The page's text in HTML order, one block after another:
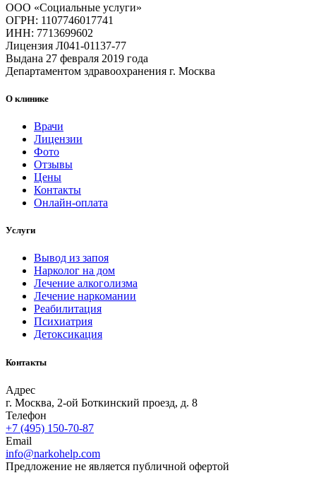
ООО «Социальные услуги»
ОГРН: 1107746017741
ИНН: 7713699602
Лицензия Л041-01137-77
Выдана 27 февраля 2019 года
Департаментом здравоохранения г. Москва
О клинике
Врачи
Лицензии
Фото
Отзывы
Цены
Контакты
Онлайн-оплата
Услуги
Вывод из запоя
Нарколог на дом
Лечение алкоголизма
Лечение наркомании
Реабилитация
Психиатрия
Детоксикация
Контакты
Адрес
г. Москва, 2-ой Боткинский проезд, д. 8
Телефон
+7 (495) 150-70-87
Email
info@narkohelp.com
Предложение не является публичной офертой